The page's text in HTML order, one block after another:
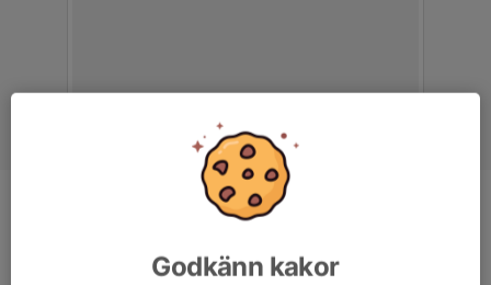
Godkänn kakor